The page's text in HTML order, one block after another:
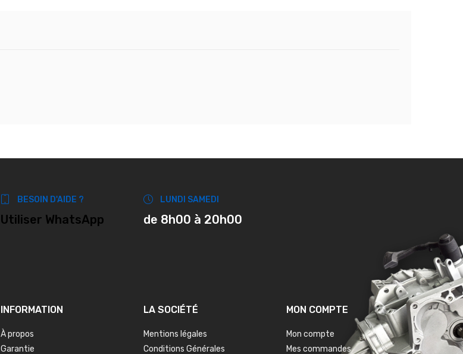
BESOIN D'AIDE ?
Utiliser WhatsApp
LUNDI SAMEDI
de 8h00 à 20h00
INFORMATION
À propos
Garantie
LA SOCIÉTÉ
Mentions légales
Conditions Générales
MON COMPTE
Mon compte
Mes commandes